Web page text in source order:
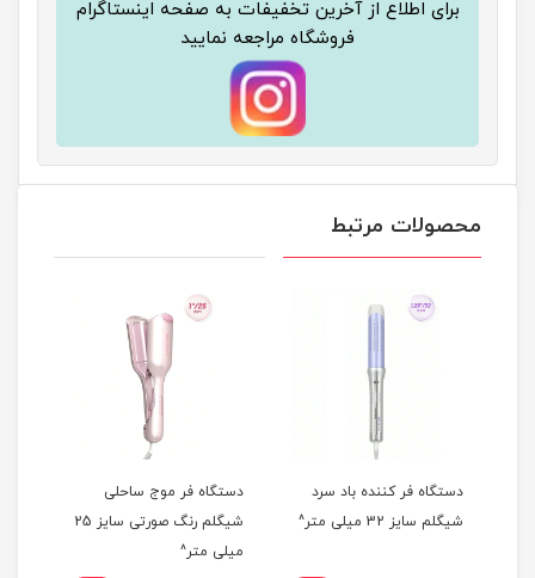
برای اطلاع از آخرین تخفیفات به صفحه اینستاگرام
فروشگاه مراجعه نمایید
محصولات مرتبط
دستگاه فر کننده باد سرد
شیگلم سایز 32 میلی متر^
دستگاه فر موج ساحلی
شیگلم رنگ صورتی سایز 25
میلی متر^